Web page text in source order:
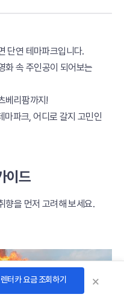
단연 테마파크입니다.
화 속 주인공이 되어보는
베리팜까지!
파크, 어디로 갈지 고민인
이드
향을 먼저 고려해 보세요.
렌터카 요금 조회하기 ×